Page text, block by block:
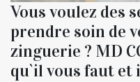
Vous voulez des
prendre soin de
zinguerie ? MD
qu`il vous faut et